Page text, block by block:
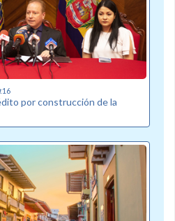
por construcción de la